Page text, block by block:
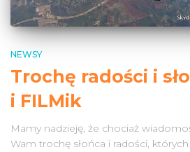
NEWSY
Trochę radości i
i FILMik
Mamy nadzieję, że chociaż
Wam trochę słońca i radości,